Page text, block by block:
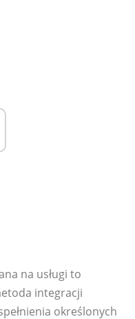
na usługi to
integracji
określonych